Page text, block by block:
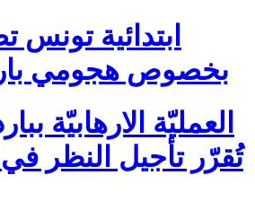
ابتدائية تونس
بخصوص هجومي
العمليّة الارهابيّة
تُقرّر تأجيل النظر في